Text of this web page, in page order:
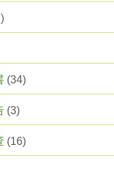
(34)
(3)
(16)